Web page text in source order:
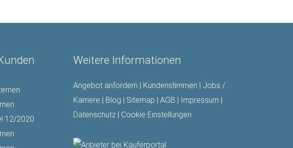
12/2020
Weitere Informationen
Angebot anfordern | Kundenstimmen | Jobs /
Karriere | Blog | Sitemap | AGB | Impressum |
Datenschutz | Cookie Einstellungen